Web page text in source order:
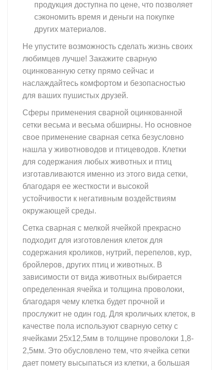
продукция доступна по цене, что позволяет
сэкономить время и деньги на покупке
других материалов.
Не упустите возможность сделать жизнь своих
любимцев лучше! Закажите сварную
оцинкованную сетку прямо сейчас и
наслаждайтесь комфортом и безопасностью
для ваших пушистых друзей.
Сферы применения сварной оцинкованной
сетки весьма и весьма обширны. Но основное
свое применение сварная сетка безусловно
нашла у животноводов и птицеводов. Клетки
для содержания любых животных и птиц
изготавливаются именно из этого вида сетки,
благодаря ее жесткости и высокой
устойчивости к негативным воздействиям
окружающей среды.
Сетка сварная с мелкой ячейкой прекрасно
подходит для изготовления клеток для
содержания кроликов, нутрий, перепелов, кур,
бройлеров, других птиц и животных. В
зависимости от вида животных выбирается
определенная ячейка и толщина проволоки,
благодаря чему клетка будет прочной и
прослужит не один год. Для кроличьих клеток, в
качестве пола используют сварную сетку с
ячейками 25х12,5мм в толщине проволоки 1,8-
2,5мм. Это обусловлено тем, что ячейка сетки
дает помету высыпаться из клетки, а большая